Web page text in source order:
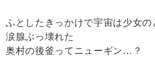
ふとしたきっかけで宇宙は少女の
涙腺ぶっ壊れた
奥村の後釜ってニューギン…？